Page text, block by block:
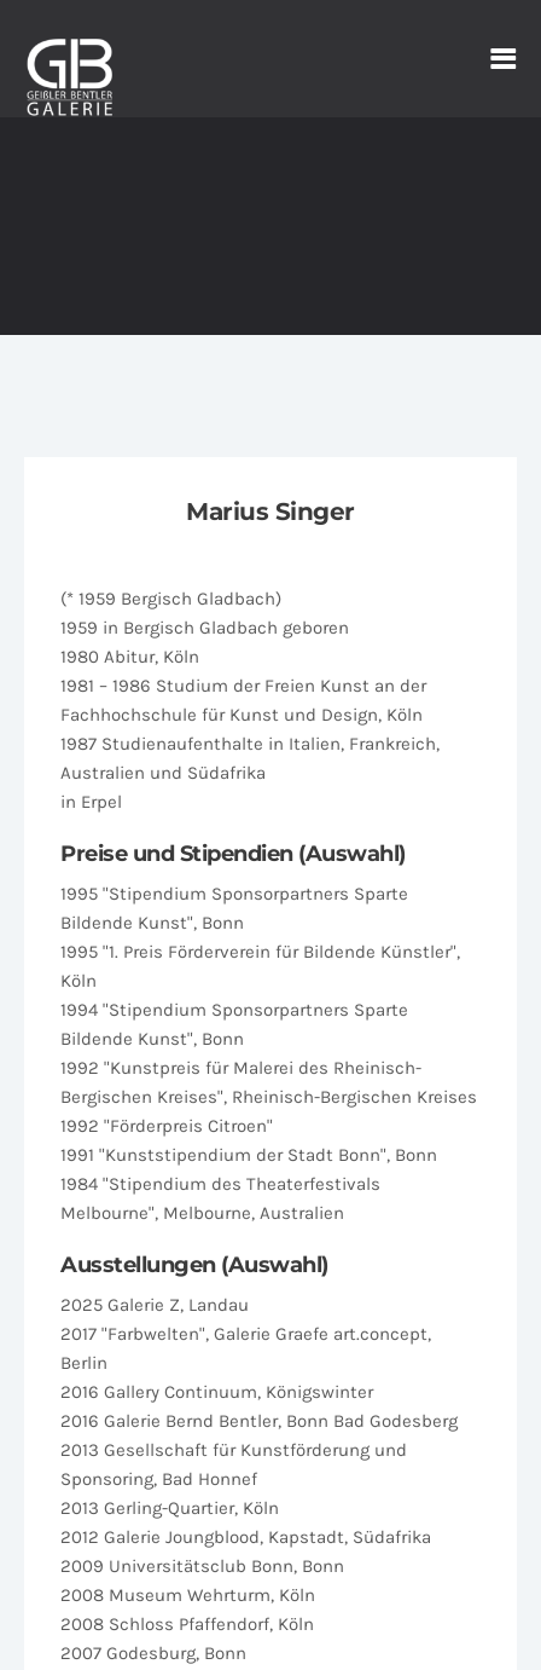
Marius Singer
(* 1959 Bergisch Gladbach)
1959 in Bergisch Gladbach geboren
1980 Abitur, Köln
1981 – 1986 Studium der Freien Kunst an der
Fachhochschule für Kunst und Design, Köln
1987 Studienaufenthalte in Italien, Frankreich,
Australien und Südafrika
in Erpel
Preise und Stipendien (Auswahl)
1995 "Stipendium Sponsorpartners Sparte
Bildende Kunst", Bonn
1995 "1. Preis Förderverein für Bildende Künstler",
Köln
1994 "Stipendium Sponsorpartners Sparte
Bildende Kunst", Bonn
1992 "Kunstpreis für Malerei des Rheinisch-
Bergischen Kreises", Rheinisch-Bergischen Kreises
1992 "Förderpreis Citroen"
1991 "Kunststipendium der Stadt Bonn", Bonn
1984 "Stipendium des Theaterfestivals
Melbourne", Melbourne, Australien
Ausstellungen (Auswahl)
2025 Galerie Z, Landau
2017 "Farbwelten", Galerie Graefe art.concept,
Berlin
2016 Gallery Continuum, Königswinter
2016 Galerie Bernd Bentler, Bonn Bad Godesberg
2013 Gesellschaft für Kunstförderung und
Sponsoring, Bad Honnef
2013 Gerling-Quartier, Köln
2012 Galerie Joungblood, Kapstadt, Südafrika
2009 Universitätsclub Bonn, Bonn
2008 Museum Wehrturm, Köln
2008 Schloss Pfaffendorf, Köln
2007 Godesburg, Bonn